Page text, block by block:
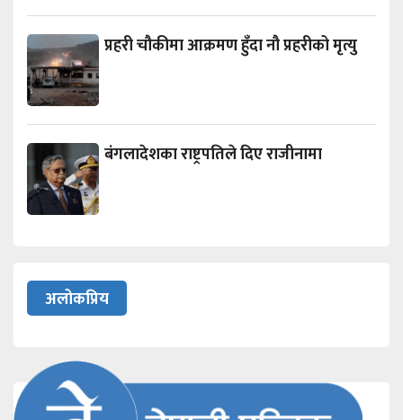
प्रहरी चौकीमा आक्रमण हुँदा नौ प्रहरीको मृत्यु
बंगलादेशका राष्ट्रपतिले दिए राजीनामा
अलोकप्रिय